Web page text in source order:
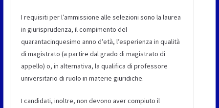
I requisiti per l’ammissione alle selezioni sono la laurea
in giurisprudenza, il compimento del
quarantacinquesimo anno d’età, l’esperienza in qualità
di magistrato (a partire dal grado di magistrato di
appello) o, in alternativa, la qualifica di professore
universitario di ruolo in materie giuridiche.
I candidati, inoltre, non devono aver compiuto il